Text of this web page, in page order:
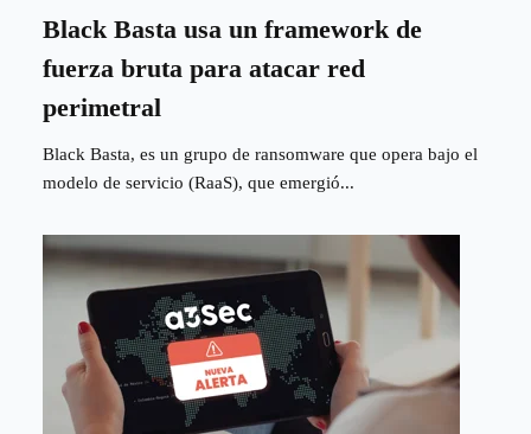
Black Basta usa un framework de
fuerza bruta para atacar red
perimetral
Black Basta, es un grupo de ransomware que opera bajo el
modelo de servicio (RaaS), que emergió...